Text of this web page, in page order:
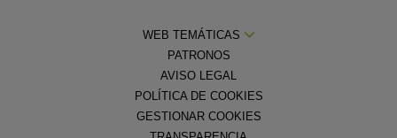
WEB TEMÁTICAS
PATRONOS
AVISO LEGAL
POLÍTICA DE COOKIES
GESTIONAR COOKIES